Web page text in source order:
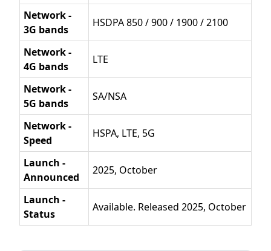
Network -
3G bands
HSDPA 850 / 900 / 1900 / 2100
Network -
4G bands
LTE
Network -
5G bands
SA/NSA
Network -
Speed
HSPA, LTE, 5G
Launch -
Announced
2025, October
Launch -
Status
Available. Released 2025, October